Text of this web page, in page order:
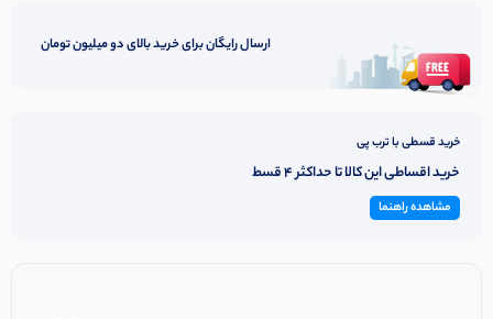
ارسال رایگان برای خرید بالای دو میلیون تومان
خرید قسطی با ترب پی
خرید اقساطی این کالا تا حداکثر 4 قسط
مشاهده راهنما